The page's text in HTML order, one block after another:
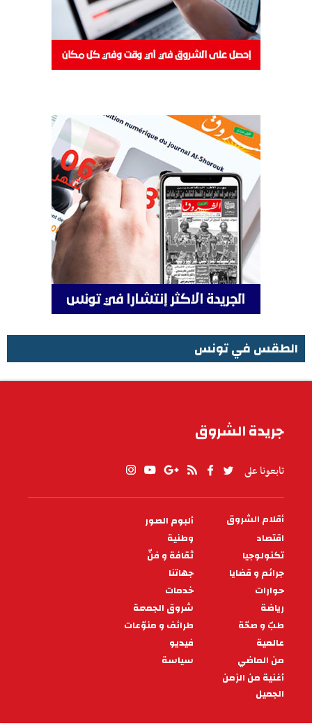
الطقس في تونس
جريدة الشروق
تابعونا على
PIED
DE
PAGE
أقلام الشروق
ألبوم الصور
اقتصاد
وطنية
تكنولوجيا
ثقافة و فنّ
جرائم و قضايا
جهاتنا
حوارات
خدمات
رياضة
شروق الجمعة
طبّ و صحّة
طرائف و منوّعات
عالمية
فيديو
من الماضي
سياسة
أغنية من الزمن
الجميل